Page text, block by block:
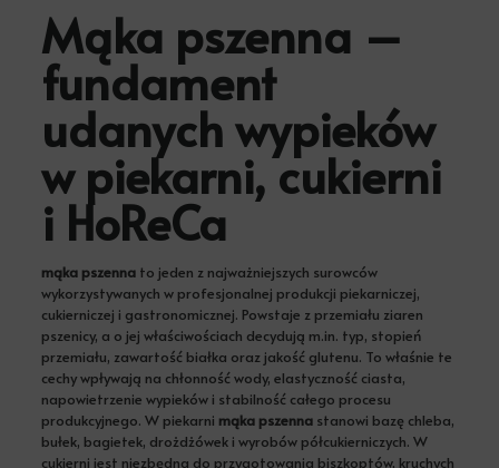
Mąka pszenna –
fundament
udanych wypieków
w piekarni, cukierni
i HoReCa
mąka pszennato jeden z najważniejszych surowców
wykorzystywanych w profesjonalnej produkcji piekarniczej,
cukierniczej i gastronomicznej. Powstaje z przemiału ziaren
pszenicy, a o jej właściwościach decydują m.in. typ, stopień
przemiału, zawartość białka oraz jakość glutenu. To właśnie te
cechy wpływają na chłonność wody, elastyczność ciasta,
napowietrzenie wypieków i stabilność całego procesu
produkcyjnego. W piekarni mąka pszennastanowi bazę chleba,
bułek, bagietek, drożdżówek i wyrobów półcukierniczych. W
cukierni jest niezbędna do przygotowania biszkoptów, kruchych